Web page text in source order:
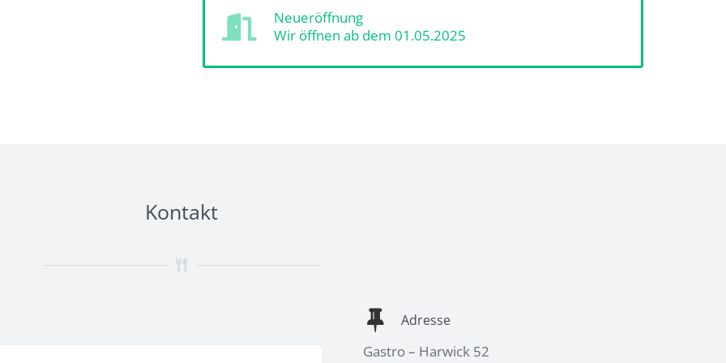
Neueröffnung
Wir öffnen ab dem 01.05.2025
Kontakt
Adresse
Gastro – Harwick 52